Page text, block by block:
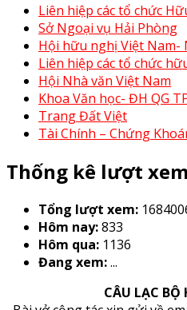
Liên hiệp các tổ chức
Sở Ngoại vụ Hải Phòng
Hội hữu nghị Việt Nam-
Liên hiệp các tổ chức
Hội Nhà văn Việt Nam
Khoa Văn học- ĐH QG
Trang Đất Việt
Tài Chính – Chứng
Thống kê lượt xem
Tổng lượt xem:
Hôm nay:833
Hôm qua: 1136
Đang xem:...
CÂU LẠC BỘ